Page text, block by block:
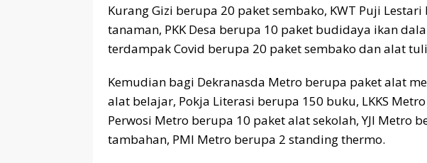
Kurang Gizi berupa 20 paket sembako, KWT Puji
tanaman, PKK Desa berupa 10 paket budidaya ikan
terdampak Covid berupa 20 paket sembako dan alat
Kemudian bagi Dekranasda Metro berupa paket alat
alat belajar, Pokja Literasi berupa 150 buku, LKKS
Perwosi Metro berupa 10 paket alat sekolah, YJI Metro
tambahan, PMI Metro berupa 2 standing thermo.